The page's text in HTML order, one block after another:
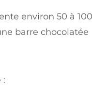
environ 50 à 100
barre chocolatée
: